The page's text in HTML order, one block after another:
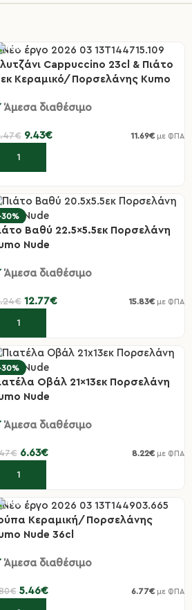
Cappuccino 23cl & Πιάτο
Κεραμικό/Πορσελάνης Kumo
Άμεσα διαθέσιμο
€ 9.43€ 11.69€ με ΦΠΑ
Προσθήκη στο καλάθι
30%
Βαθύ 22.5×5.5εκ Πορσελάνη
Nude
Άμεσα διαθέσιμο
€ 12.77€ 15.83€ με ΦΠΑ
Προσθήκη στο καλάθι
30%
Οβάλ 21×13εκ Πορσελάνη
Nude
Άμεσα διαθέσιμο
€ 6.63€ 8.22€ με ΦΠΑ
Προσθήκη στο καλάθι
30%
Κεραμική/Πορσελάνης
Nude 36cl
Άμεσα διαθέσιμο
€ 5.46€ 6.77€ με ΦΠΑ